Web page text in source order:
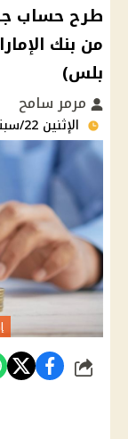
من بنك
بلس)
مرمر سامح
الإثنين 22/سبتمبر/2025 - 07:00 ص
شارك